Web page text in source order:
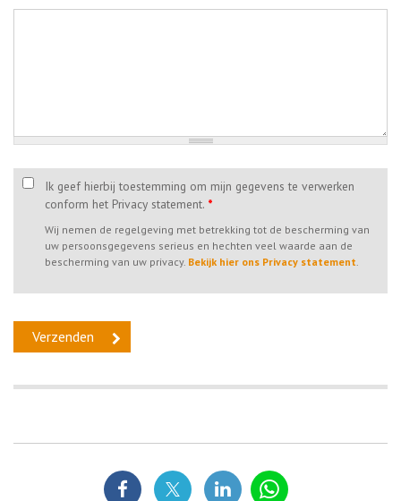
Ik geef hierbij toestemming om mijn gegevens te verwerken
conform het Privacy statement. *
Wij nemen de regelgeving met betrekking tot de bescherming van
uw persoonsgegevens serieus en hechten veel waarde aan de
bescherming van uw privacy. Bekijk hier ons Privacy statement